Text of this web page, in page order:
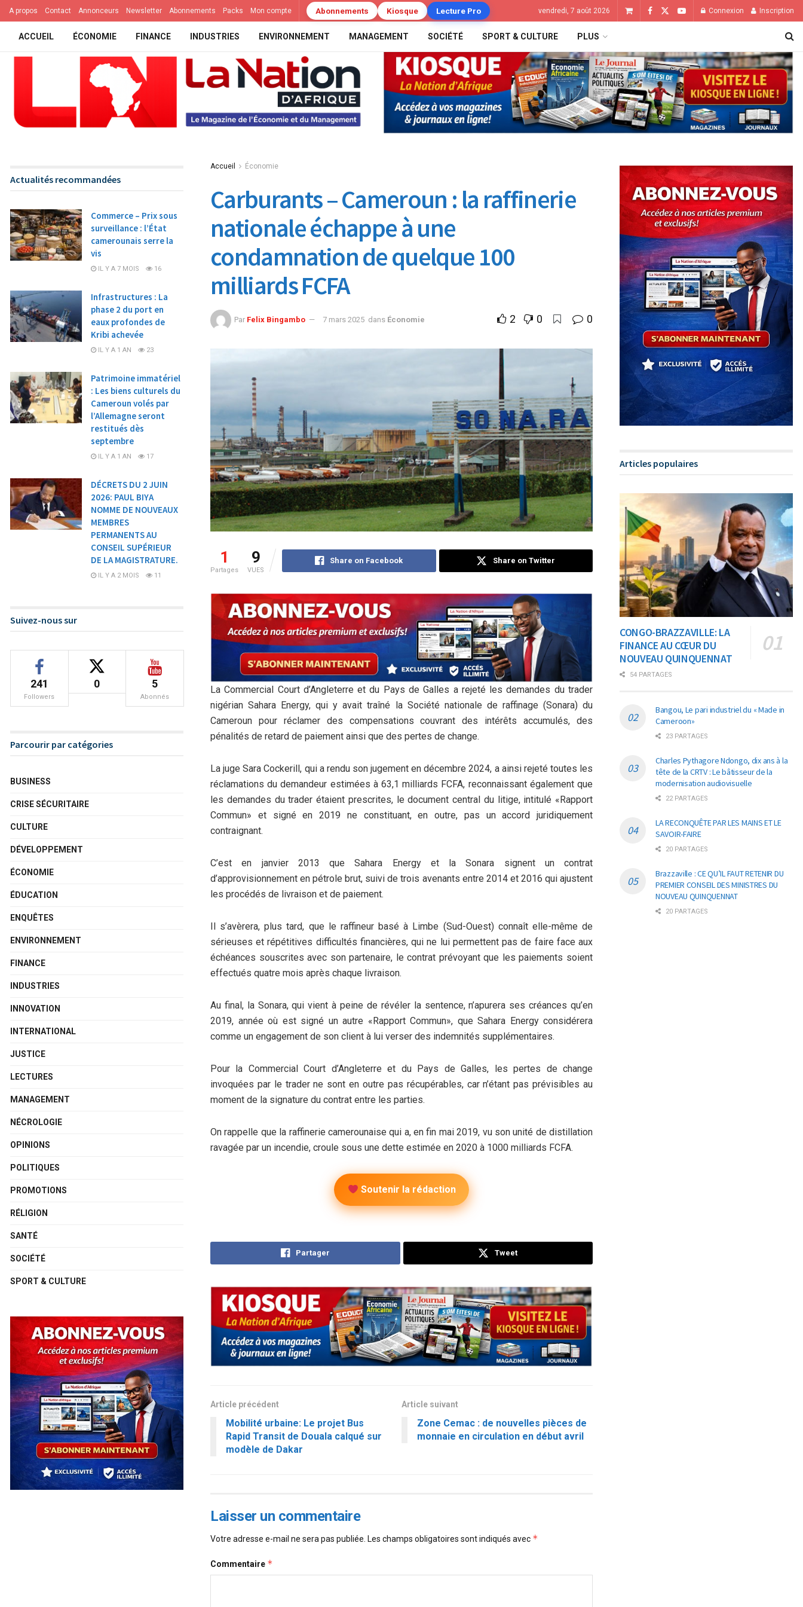
A propos Contact Annonceurs Newsletter Abonnements Packs Mon compte Abonnements Kiosque Lecture Pro vendredi, 7 août 2026 Connexion Inscription
ACCUEIL ÉCONOMIE FINANCE INDUSTRIES ENVIRONNEMENT MANAGEMENT SOCIÉTÉ SPORT & CULTURE PLUS
Accueil Économie
Carburants – Cameroun : la raffinerie
nationale échappe à une
condamnation de quelque 100
milliards FCFA
Par Felix Bingambo 7 mars 2025 dans Économie 2 0 0
1
Partages
9
VUES
Share on Facebook Share on Twitter
La Commercial Court d’Angleterre et du Pays de Galles a rejeté les demandes du trader
nigérian Sahara Energy, qui y avait traîné la Société nationale de raffinage (Sonara) du
Cameroun pour réclamer des compensations couvrant des intérêts accumulés, des
pénalités de retard de paiement ainsi que des pertes de change.
La juge Sara Cockerill, qui a rendu son jugement en décembre 2024, a ainsi rejeté toutes les
réclamations du demandeur estimées à 63,1 milliards FCFA, reconnaissant également que
les demandes du trader étaient prescrites, le document central du litige, intitulé «Rapport
Commun» et signé en 2019 ne constituant, en outre, pas un accord juridiquement
contraignant.
C’est en janvier 2013 que Sahara Energy et la Sonara signent un contrat
d’approvisionnement en pétrole brut, suivi de trois avenants entre 2014 et 2016 qui ajustent
les procédés de livraison et de paiement.
Il s’avèrera, plus tard, que le raffineur basé à Limbe (Sud-Ouest) connaît elle-même de
sérieuses et répétitives difficultés financières, qui ne lui permettent pas de faire face aux
échéances souscrites avec son partenaire, le contrat prévoyant que les paiements soient
effectués quatre mois après chaque livraison.
Au final, la Sonara, qui vient à peine de révéler la sentence, n’apurera ses créances qu’en
2019, année où est signé un autre «Rapport Commun», que Sahara Energy considérera
comme un engagement de son client à lui verser des indemnités supplémentaires.
Pour la Commercial Court d’Angleterre et du Pays de Galles, les pertes de change
invoquées par le trader ne sont en outre pas récupérables, car n’étant pas prévisibles au
moment de la signature du contrat entre les parties.
On rappelle que la raffinerie camerounaise qui a, en fin mai 2019, vu son unité de distillation
ravagée par un incendie, croule sous une dette estimée en 2020 à 1000 milliards FCFA.
Soutenir la rédaction
Partager Tweet
Article précédent
Mobilité urbaine: Le projet Bus
Rapid Transit de Douala calqué sur
modèle de Dakar
Article suivant
Zone Cemac : de nouvelles pièces de
monnaie en circulation en début avril
Laisser un commentaire
Votre adresse e-mail ne sera pas publiée. Les champs obligatoires sont indiqués avec *
Commentaire *
Actualités recommandées
Commerce – Prix sous
surveillance : l’État
camerounais serre la
vis
IL Y A 7 MOIS 16
Infrastructures : La
phase 2 du port en
eaux profondes de
Kribi achevée
IL Y A 1 AN 23
Patrimoine immatériel
: Les biens culturels du
Cameroun volés par
l’Allemagne seront
restitués dès
septembre
IL Y A 1 AN 17
DÉCRETS DU 2 JUIN
2026: PAUL BIYA
NOMME DE NOUVEAUX
MEMBRES
PERMANENTS AU
CONSEIL SUPÉRIEUR
DE LA MAGISTRATURE.
IL Y A 2 MOIS 11
Suivez-nous sur
241
Followers
0 5
Abonnés
Parcourir par catégories
BUSINESS
CRISE SÉCURITAIRE
CULTURE
DÉVELOPPEMENT
ÉCONOMIE
ÉDUCATION
ENQUÊTES
ENVIRONNEMENT
FINANCE
INDUSTRIES
INNOVATION
INTERNATIONAL
JUSTICE
LECTURES
MANAGEMENT
NÉCROLOGIE
OPINIONS
POLITIQUES
PROMOTIONS
RÉLIGION
SANTÉ
SOCIÉTÉ
SPORT & CULTURE
Articles populaires
CONGO-BRAZZAVILLE: LA
FINANCE AU CŒUR DU
NOUVEAU QUINQUENNAT
54 PARTAGES
Bangou, Le pari industriel du « Made in
Cameroon»
23 PARTAGES
Charles Pythagore Ndongo, dix ans à la
tête de la CRTV : Le bâtisseur de la
modernisation audiovisuelle
22 PARTAGES
LA RECONQUÊTE PAR LES MAINS ET LE
SAVOIR-FAIRE
20 PARTAGES
Brazzaville : CE QU’IL FAUT RETENIR DU
PREMIER CONSEIL DES MINISTRES DU
NOUVEAU QUINQUENNAT
20 PARTAGES